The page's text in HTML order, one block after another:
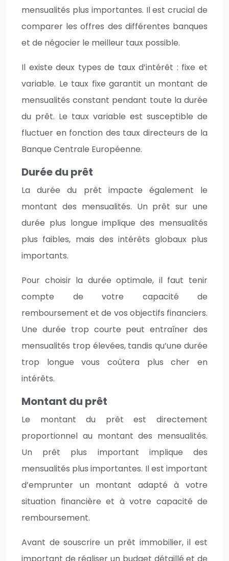
mensualités plus importantes. Il est crucial de
comparer les offres des différentes banques
et de négocier le meilleur taux possible.
Il existe deux types de taux d’intérêt : fixe et
variable. Le taux fixe garantit un montant de
mensualités constant pendant toute la durée
du prêt. Le taux variable est susceptible de
fluctuer en fonction des taux directeurs de la
Banque Centrale Européenne.
Durée du prêt
La durée du prêt impacte également le
montant des mensualités. Un prêt sur une
durée plus longue implique des mensualités
plus faibles, mais des intérêts globaux plus
importants.
Pour choisir la durée optimale, il faut tenir
compte de votre capacité de
remboursement et de vos objectifs financiers.
Une durée trop courte peut entraîner des
mensualités trop élevées, tandis qu’une durée
trop longue vous coûtera plus cher en
intérêts.
Montant du prêt
Le montant du prêt est directement
proportionnel au montant des mensualités.
Un prêt plus important implique des
mensualités plus importantes. Il est important
d’emprunter un montant adapté à votre
situation financière et à votre capacité de
remboursement.
Avant de souscrire un prêt immobilier, il est